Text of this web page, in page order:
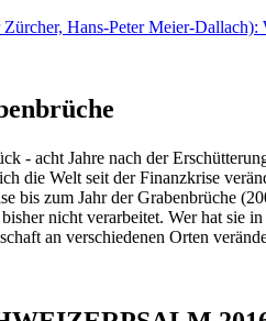
Hans-Peter Meier-
- acht Jahre nach der
die Welt seit der Finanzkrise
bis zum Jahr der Grabenbrüche
nicht verarbeitet. Wer hat
an verschiedenen Orten